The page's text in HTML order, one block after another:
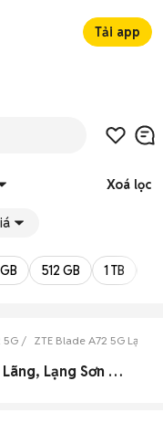
Tải app
Xoá lọc
512 GB 1 TB
5G ZTE Blade A72 5G Lạng
0 Zte Blade A72 5g cũ Huyện Văn Lãng, Lạng Sơn đẹp